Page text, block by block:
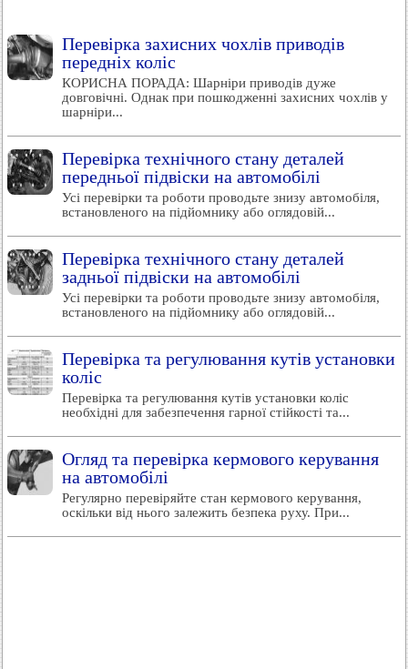
Перевірка захисних чохлів приводів
передніх коліс
КОРИСНА ПОРАДА: Шарніри приводів дуже
довговічні. Однак при пошкодженні захисних чохлів у
шарніри...
Перевірка технічного стану деталей
передньої підвіски на автомобілі
Усі перевірки та роботи проводьте знизу автомобіля,
встановленого на підйомнику або оглядовій...
Перевірка технічного стану деталей
задньої підвіски на автомобілі
Усі перевірки та роботи проводьте знизу автомобіля,
встановленого на підйомнику або оглядовій...
Перевірка та регулювання кутів установки
коліс
Перевірка та регулювання кутів установки коліс
необхідні для забезпечення гарної стійкості та...
Огляд та перевірка кермового керування
на автомобілі
Регулярно перевіряйте стан кермового керування,
оскільки від нього залежить безпека руху. При...